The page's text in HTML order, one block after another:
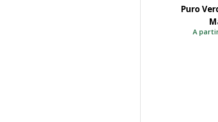
Puro
A